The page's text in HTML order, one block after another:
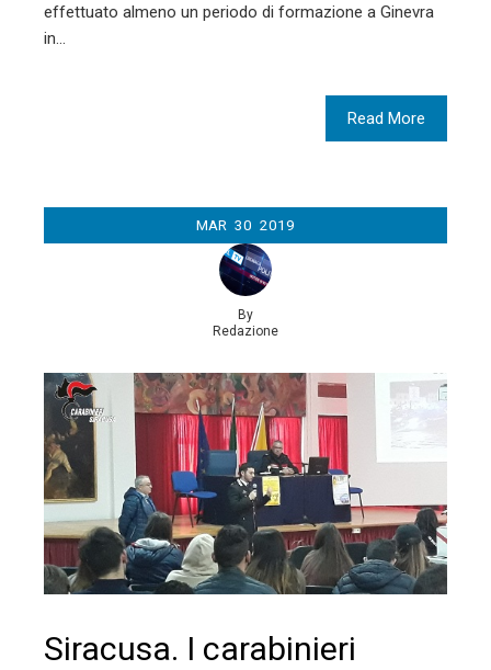
effettuato almeno un periodo di formazione a Ginevra
in…
Read More
MAR 30 2019
By
Redazione
Siracusa. I carabinieri